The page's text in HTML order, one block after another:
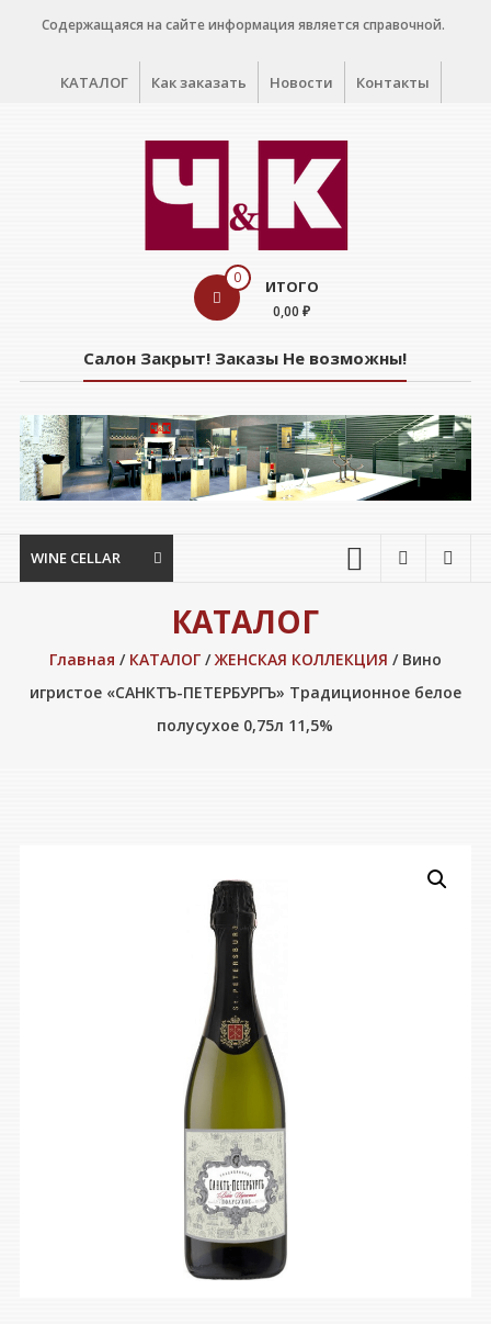
Содержащаяся на сайте информация является справочной.
КАТАЛОГ Как заказать Новости Контакты
дегустации
0 ИТОГО
0,00 ₽
Салон Закрыт! Заказы Не возможны!
WINE CELLAR
КАТАЛОГ
Главная / КАТАЛОГ/ЖЕНСКАЯ КОЛЛЕКЦИЯ / Вино
игристое «САНКТЪ-ПЕТЕРБУРГЪ» Традиционное белое
полусухое 0,75л 11,5%